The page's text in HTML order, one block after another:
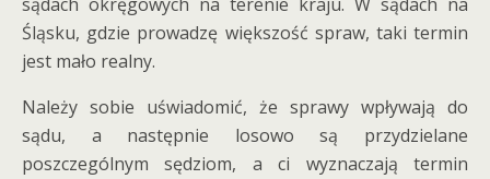
Śląsku, gdzie prowadzę większość spraw, taki termin
jest mało realny.
Należy sobie uświadomić, że sprawy wpływają do
sądu, a następnie losowo są przydzielane
poszczególnym sędziom, a ci wyznaczają termin